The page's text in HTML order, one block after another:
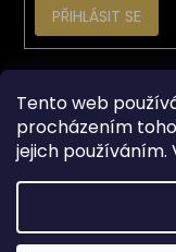
Tento web
procházením
jejich
PŘIHLÁSIT SE
Vše o nákupu
Doprava
Platba